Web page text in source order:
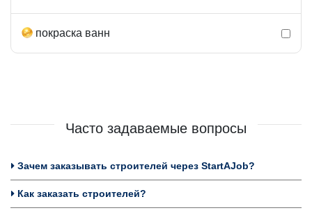
покраска ванн
Часто задаваемые вопросы
Зачем заказывать строителей через StartAJob?
Как заказать строителей?